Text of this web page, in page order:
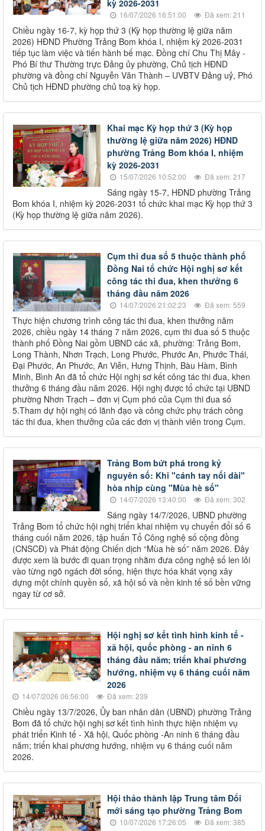
kỳ 2026-2031
16/07/2026 16:51:00 Đã xem: 211
Chiều ngày 16-7, kỳ họp thứ 3 (Kỳ họp thường lệ giữa năm
2026) HĐND Phường Trảng Bom khóa I, nhiệm kỳ 2026-2031
tiếp tục làm việc và tiến hành bế mạc. Đồng chí Chu Thị Mây -
Phó Bí thư Thường trực Đảng ủy phường, Chủ tịch HĐND
phường và đồng chí Nguyễn Văn Thành – UVBTV Đảng uỷ, Phó
Chủ tịch HĐND phường chủ toạ kỳ họp.
Khai mạc Kỳ họp thứ 3 (Kỳ họp
thường lệ giữa năm 2026) HĐND
phường Trảng Bom khóa I, nhiệm
kỳ 2026-2031
15/07/2026 10:52:00 Đã xem: 217
Sáng ngày 15-7, HĐND phường Trảng
Bom khóa I, nhiệm kỳ 2026-2031 tổ chức khai mạc Kỳ họp thứ 3
(Kỳ họp thường lệ giữa năm 2026).
Cụm thi đua số 5 thuộc thành phố
Đồng Nai tổ chức Hội nghị sơ kết
công tác thi đua, khen thưởng 6
tháng đầu năm 2026
14/07/2026 21:02:23 Đã xem: 559
Thực hiện chương trình công tác thi đua, khen thưởng năm
2026, chiều ngày 14 tháng 7 năm 2026, cụm thi đua số 5 thuộc
thành phố Đồng Nai gồm UBND các xã, phường: Trảng Bom,
Long Thành, Nhơn Trạch, Long Phước, Phước An, Phước Thái,
Đại Phước, An Phước, An Viễn, Hưng Thịnh, Bàu Hàm, Bình
Minh, Bình An đã tổ chức Hội nghị sơ kết công tác thi đua, khen
thưởng 6 tháng đầu năm 2026. Hội nghị được tổ chức tại UBND
phường Nhơn Trạch – đơn vị Cụm phó của Cụm thi đua số
5.Tham dự hội nghị có lãnh đạo và công chức phụ trách công
tác thi đua, khen thưởng của các đơn vị thành viên trong Cụm.
Trảng Bom bứt phá trong kỷ
nguyên số: Khi "cánh tay nối dài"
hòa nhịp cùng "Mùa hè số"
14/07/2026 13:40:00 Đã xem: 302
Sáng ngày 14/7/2026, UBND phường
Trảng Bom tổ chức hội nghị triển khai nhiệm vụ chuyển đổi số 6
tháng cuối năm 2026, tập huấn Tổ Công nghệ số cộng đồng
(CNSCĐ) và Phát động Chiến dịch “Mùa hè số” năm 2026. Đây
được xem là bước đi quan trọng nhằm đưa công nghệ số len lỏi
vào từng ngõ ngách đời sống, hiện thực hóa khát vọng xây
dựng một chính quyền số, xã hội số và nền kinh tế số bền vững
ngay từ cơ sở.
Hội nghị sơ kết tình hình kinh tế -
xã hội, quốc phòng - an ninh 6
tháng đầu năm; triển khai phương
hướng, nhiệm vụ 6 tháng cuối năm
2026
14/07/2026 06:56:00 Đã xem: 239
Chiều ngày 13/7/2026, Ủy ban nhân dân (UBND) phường Trảng
Bom đã tổ chức hội nghị sơ kết tình hình thực hiện nhiệm vụ
phát triển Kinh tế - Xã hội, Quốc phòng -An ninh 6 tháng đầu
năm; triển khai phương hướng, nhiệm vụ 6 tháng cuối năm
2026.
Hội thảo thành lập Trung tâm Đổi
mới sáng tạo phường Trảng Bom
10/07/2026 17:26:05 Đã xem: 385